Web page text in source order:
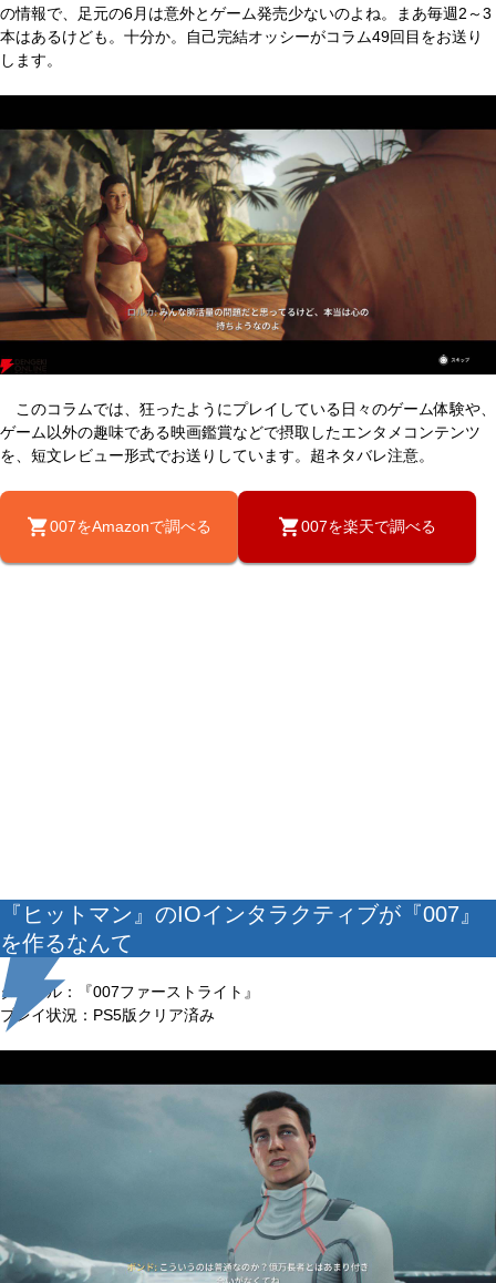
の情報で、足元の6月は意外とゲーム発売少ないのよね。まあ毎週2～3
本はあるけども。十分か。自己完結オッシーがコラム49回目をお送り
します。
このコラムでは、狂ったようにプレイしている日々のゲーム体験や、
ゲーム以外の趣味である映画鑑賞などで摂取したエンタメコンテンツ
を、短文レビュー形式でお送りしています。超ネタバレ注意。
007をAmazonで調べる 007を楽天で調べる
『ヒットマン』のIOインタラクティブが『007』
を作るなんて
タイトル：『007ファーストライト』
プレイ状況：PS5版クリア済み